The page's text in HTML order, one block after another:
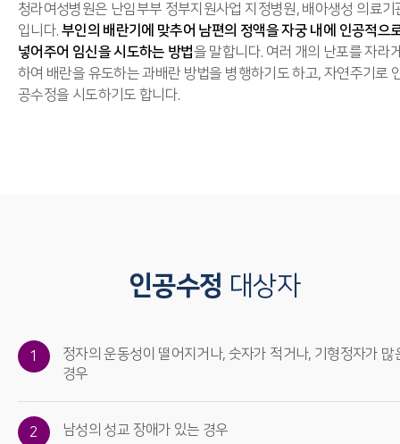
청라여성병원은 난임부부 정부지원사업 지정병원, 배아생성 의료기
입니다. 부인의 배란기에 맞추어 남편의 정액을 자궁 내에 인공적으
넣어주어 임신을 시도하는 방법을 말합니다. 여러 개의 난포를 자라
하여 배란을 유도하는 과배란 방법을 병행하기도 하고, 자연주기로
공수정을 시도하기도 합니다.
인공수정 대상자
1
정자의 운동성이 떨어지거나, 숫자가 적거나, 기형정자가 많
경우
2 남성의 성교 장애가 있는 경우